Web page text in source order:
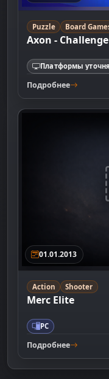
Puzzle Board
Axon -
Подробнее
01.01.2013
Action Shooter
Merc Elite
PC
Подробнее